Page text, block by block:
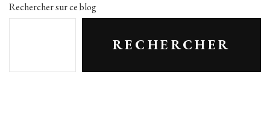
Rechercher sur ce blog
RECHERCHER